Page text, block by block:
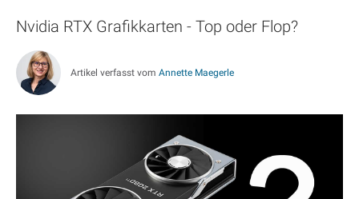
Nvidia RTX Grafikkarten - Top oder Flop?
Artikel verfasst vom Annette Maegerle